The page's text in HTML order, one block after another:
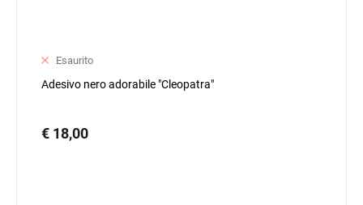
Esaurito
Adesivo nero adorabile "Cleopatra"
€ 18,00